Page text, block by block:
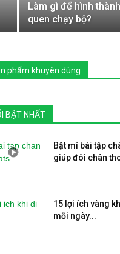
Làm gì để hình
quen chạy bộ?
phẩm khuyên dùng
BẬT NHẤT
Bật mí bài tập
giúp đôi chân
15 lợi ích vàng
mỗi ngày...